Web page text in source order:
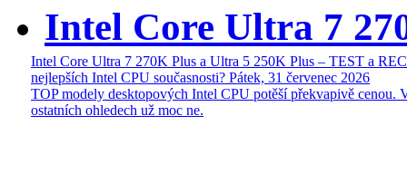
Intel Core Ultra 7
Intel Core Ultra 7 270K Plus a Ultra 5 250K Plus – TEST a
nejlepších Intel CPU současnosti? Pátek, 31 červenec 2026
TOP modely desktopových Intel CPU potěší překvapivě cenou.
ostatních ohledech už moc ne.